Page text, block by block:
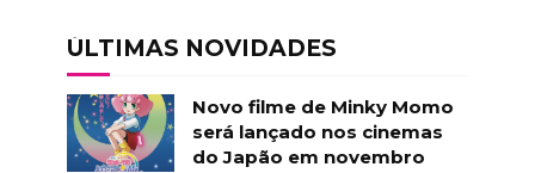
ÚLTIMAS NOVIDADES
Novo filme de Minky Momo
será lançado nos cinemas
do Japão em novembro